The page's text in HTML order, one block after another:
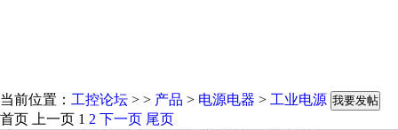
当前位置： 工控论坛 > > 产品 > 电源电器 > 工业电源 我要发帖
首页 上一页 1 2 下一页 尾页